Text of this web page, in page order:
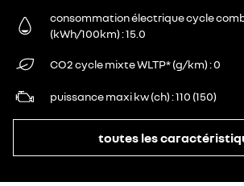
consommation électrique cycle
(kWh/100km) 15.0
CO2 cycle mixte WLTP* (g/km) 0
puissance maxi kw (ch) 110 (150)
toutes les